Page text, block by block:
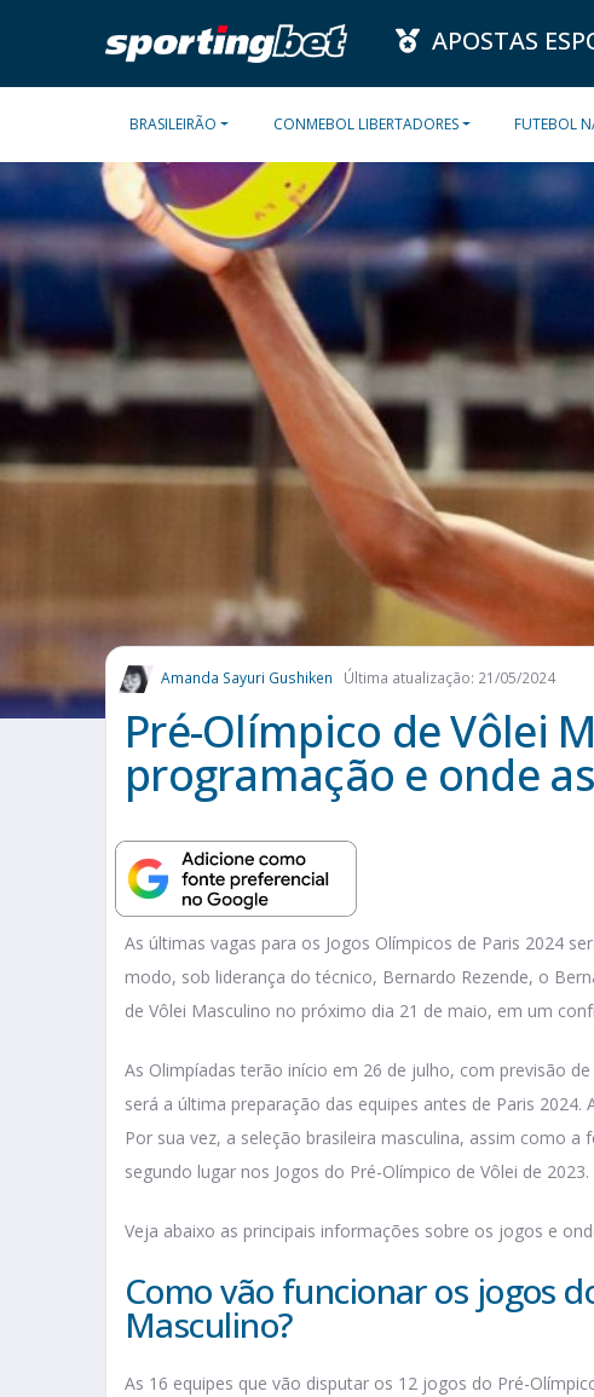
APOSTAS
BRASILEIRÃO CONMEBOL LIBERTADORES FUTEBOL
Amanda Sayuri Gushiken Última atualização: 21/05/2024
Pré-Olímpico de Vôlei
programação e onde
As últimas vagas para os Jogos Olímpicos de Paris 2024
modo, sob liderança do técnico, Bernardo Rezende, o
de Vôlei Masculino no próximo dia 21 de maio, em um
As Olimpíadas terão início em 26 de julho, com previsão
será a última preparação das equipes antes de Paris
Por sua vez, a seleção brasileira masculina, assim como
segundo lugar nos Jogos do Pré-Olímpico de Vôlei de 2023.
Veja abaixo as principais informações sobre os jogos e
Como vão funcionar os jogos
Masculino?
As 16 equipes que vão disputar os 12 jogos do Pré-